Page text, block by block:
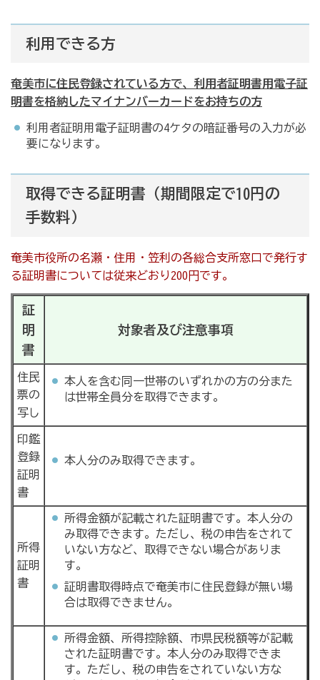
利用できる方
奄美市に住民登録されている方で、利用者証明書用電子証
明書を格納したマイナンバーカードをお持ちの方
利用者証明用電子証明書の4ケタの暗証番号の入力が必
要になります。
取得できる証明書（期間限定で10円の
手数料）
奄美市役所の名瀬・住用・笠利の各総合支所窓口で発行す
る証明書については従来どおり200円です。
証
明
書
対象者及び注意事項
住民
票の
写し
本人を含む同一世帯のいずれかの方の分また
は世帯全員分を取得できます。
印鑑
登録
証明
書
本人分のみ取得できます。
所得
証明
書
所得金額が記載された証明書です。本人分の
み取得できます。ただし、税の申告をされて
いない方など、取得できない場合がありま
す。
証明書取得時点で奄美市に住民登録が無い場
合は取得できません。
所得金額、所得控除額、市県民税額等が記載
された証明書です。本人分のみ取得できま
す。ただし、税の申告をされていない方な